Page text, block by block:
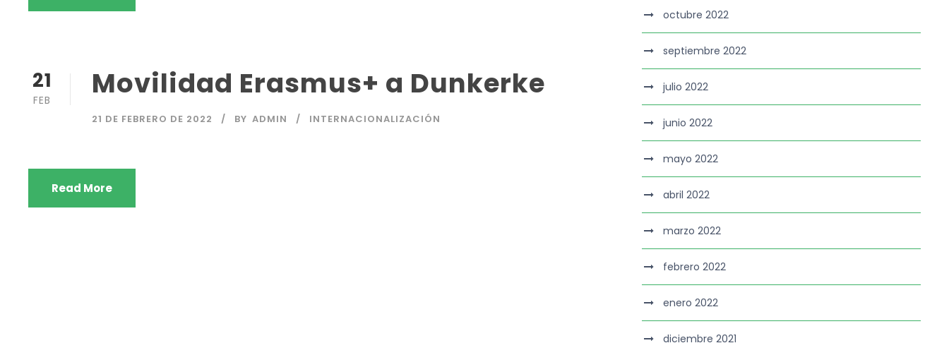
21
FEB Movilidad Erasmus+ a Dunkerke
21 DE FEBRERO DE 2022 BY ADMIN INTERNACIONALIZACIÓN
Read More
octubre 2022
septiembre 2022
julio 2022
junio 2022
mayo 2022
abril 2022
marzo 2022
febrero 2022
enero 2022
diciembre 2021